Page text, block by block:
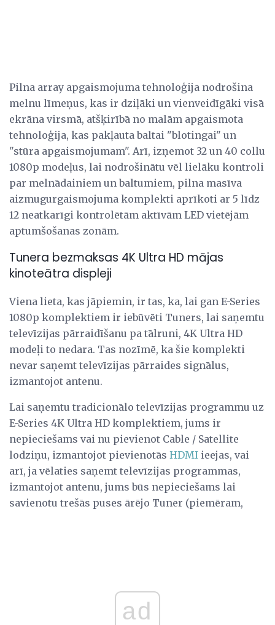
Pilna array apgaismojuma tehnoloģija nodrošina
melnu līmeņus, kas ir dziļāki un vienveidīgāki visā
ekrāna virsmā, atšķirībā no malām apgaismota
tehnoloģija, kas pakļauta baltai "blotingai" un
"stūra apgaismojumam". Arī, izņemot 32 un 40 collu
1080p modeļus, lai nodrošinātu vēl lielāku kontroli
par melnādainiem un baltumiem, pilna masīva
aizmugurgaismojuma komplekti aprīkoti ar 5 līdz
12 neatkarīgi kontrolētām aktīvām LED vietējām
aptumšošanas zonām.
Tunera bezmaksas 4K Ultra HD mājas
kinoteātra displeji
Viena lieta, kas jāpiemin, ir tas, ka, lai gan E-Series
1080p komplektiem ir iebūvēti Tuners, lai saņemtu
televīzijas pārraidīšanu pa tālruni, 4K Ultra HD
modeļi to nedara. Tas nozīmē, ka šie komplekti
nevar saņemt televīzijas pārraides signālus,
izmantojot antenu.
Lai saņemtu tradicionālo televīzijas programmu uz
E-Series 4K Ultra HD komplektiem, jums ir
nepieciešams vai nu pievienot Cable / Satellite
lodziņu, izmantojot pievienotās HDMI ieejas, vai
arī, ja vēlaties saņemt televīzijas programmas,
izmantojot antenu, jums būs nepieciešams lai
savienotu trešās puses ārējo Tuner (piemēram,
ad